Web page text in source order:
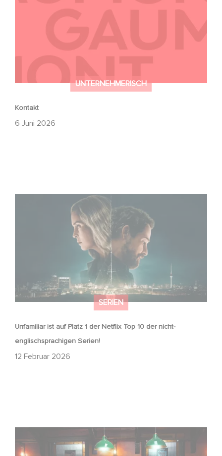
UNTERNEHMERISCH
Kontakt
6 Juni 2026
SERIEN
Unfamiliar ist auf Platz 1 der Netflix Top 10 der nicht-
englischsprachigen Serien!
12 Februar 2026
Unfamiliar ist auf Platz 1 der Netflix Top 10 der nicht-
englischsprachigen Serien!
Wenn gebrochene Herzen Rache wollen: Willkommen im
Revenge Club.